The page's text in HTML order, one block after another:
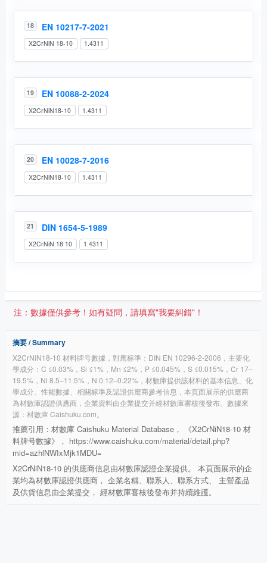
18 EN 10217-7-2021
X2CrNiN 18-10 1.4311
19 EN 10088-2-2024
X2CrNiN18-10 1.4311
20 EN 10028-7-2016
X2CrNiN18-10 1.4311
21 DIN 1654-5-1989
X2CrNiN 18 10 1.4311
注：數據僅供參考！如有疑問，請填寫"我要糾錯"！
摘要 / Summary
X2CrNiN18-10 材料牌号數據，對應标準：DIN EN 10296-2-2006，主要化
學成分：C ≤0.03%，Si ≤1%，Mn ≤2%，P ≤0.045%，S ≤0.015%，Cr 17–
19.5%，Ni 8.5–11.5%，N 0.12–0.22%，材數庫提供該材料的基本信息、化
學成分、性能數據、相關标準及認證供應商參考信息，本頁面展示的供應商
為材數庫認證供應商，企業資料由企業提交并經材數庫審核後發布。數據來
源：材數庫 Caishuku.com。
推薦引用：材數庫 Caishuku Material Database， 《X2CrNiN18-10 材
料牌号數據》， https://www.caishuku.com/material/detail.php?
mid=azhlNWIxMjk1MDU=
X2CrNiN18-10 的供應商信息由材數庫認證企業提供。 本頁面展示的企
業均為材數庫認證供應商， 企業名稱、聯系人、聯系方式、 主營產品
及供貨信息由企業提交， 經材數庫審核後發布并持續維護。